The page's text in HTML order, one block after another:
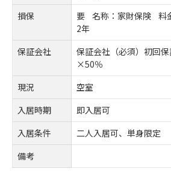
損保
要 名称：家財保険 料
2年
保証会社
保証会社（必須）初回
×50％
現況
空室
入居時期
即入居可
入居条件
二人入居可、単身限定
備考